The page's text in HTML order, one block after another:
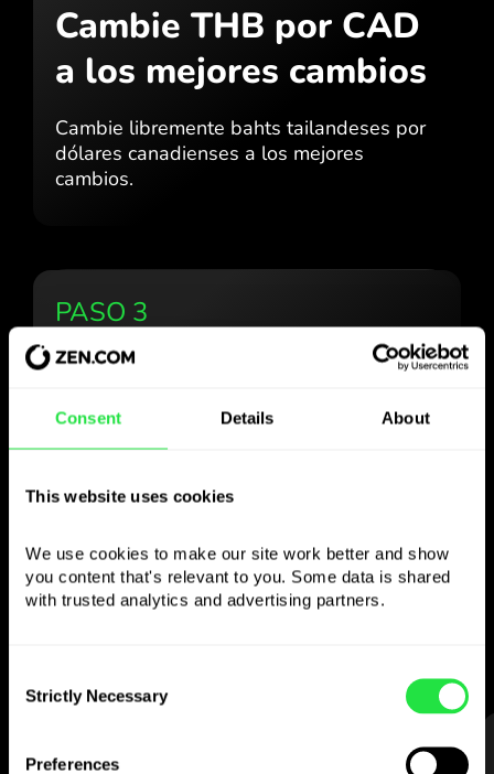
Consent Details About
This website uses cookies
We use cookies to make our site work better and show
you content that's relevant to you. Some data is shared
with trusted analytics and advertising partners.
Selection
Strictly Necessary
Preferences
Cambie THB por CAD
a los mejores cambios
Cambie libremente bahts tailandeses por
dólares canadienses a los mejores
cambios.
PASO 3
Use la divisa elegida
como quiera
Envíe dinero al extranjero,
retire en cajeros sin
comisión, pague con la tarjeta multidivisa
PASO 1